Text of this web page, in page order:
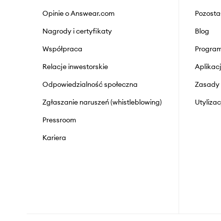
Opinie o Answear.com
Nagrody i certyfikaty
Współpraca
Relacje inwestorskie
Odpowiedzialność społeczna
Zgłaszanie naruszeń (whistleblowing)
Pressroom
Kariera
Blog